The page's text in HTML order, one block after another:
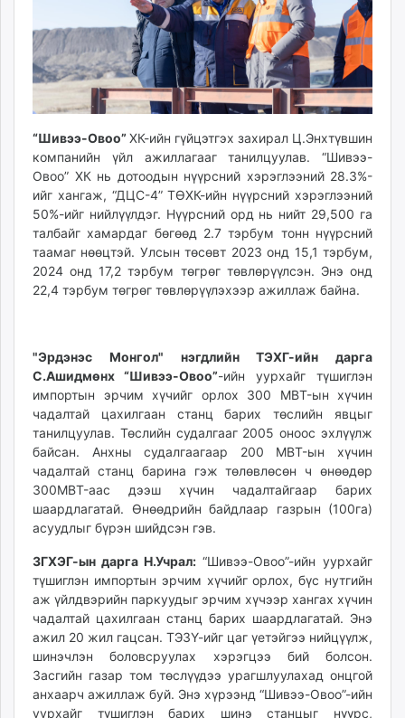
tumen.mn
shuum.mn
times.mn
tvmongolia.mn
assa.mn
toim.mn
tac.mn
paparazzi.mn
unread.today
“Шивээ-Овоо” ХК-ийн гүйцэтгэх захирал Ц.Энхтүвшин
компанийн үйл ажиллагааг танилцуулав. “Шивээ-
Овоо” ХК нь дотоодын нүүрсний хэрэглээний 28.3%-
ийг хангаж, “ДЦС-4” ТӨХК-ийн нүүрсний хэрэглээний
50%-ийг нийлүүлдэг. Нүүрсний орд нь нийт 29,500 га
талбайг хамардаг бөгөөд 2.7 тэрбум тонн нүүрсний
таамаг нөөцтэй. Улсын төсөвт 2023 онд 15,1 тэрбум,
2024 онд 17,2 тэрбум төгрөг төвлөрүүлсэн. Энэ онд
22,4 тэрбум төгрөг төвлөрүүлэхээр ажиллаж байна.
"Эрдэнэс Монгол" нэгдлийн ТЭХГ-ийн дарга
С.Ашидмөнх “Шивээ-Овоо”-ийн уурхайг түшиглэн
импортын эрчим хүчийг орлох 300 MBT-ын хүчин
чадалтай цахилгаан станц барих төслийн явцыг
танилцуулав. Төслийн судалгааг 2005 оноос эхлүүлж
байсан. Анхны судалгаагаар 200 MBT-ын хүчин
чадалтай станц барина гэж төлөвлөсөн ч өнөөдөр
300MBT-аас дээш хүчин чадалтайгаар барих
шаардлагатай. Өнөөдрийн байдлаар газрын (100га)
асуудлыг бүрэн шийдсэн гэв.
ЗГХЭГ-ын дарга Н.Учрал: “Шивээ-Овоо”-ийн уурхайг
түшиглэн импортын эрчим хүчийг орлох, бүс нутгийн
аж үйлдвэрийн паркуудыг эрчим хүчээр хангах хүчин
чадалтай цахилгаан станц барих шаардлагатай. Энэ
ажил 20 жил гацсан. ТЭЗҮ-ийг цаг үетэйгээ нийцүүлж,
шинэчлэн боловсруулах хэрэгцээ бий болсон.
Засгийн газар том төслүүдээ урагшлуулахад онцгой
анхаарч ажиллаж буй. Энэ хүрээнд “Шивээ-Овоо”-ийн
уурхайг түшиглэн барих шинэ станцыг нүүрс,